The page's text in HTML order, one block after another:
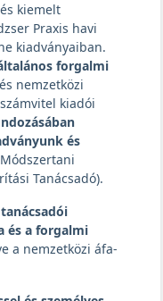
kiemelt
Praxis havi
kiadványaiban.
forgalmi
nemzetközi
kiadói
és
Tanácsadó).
és a forgalmi
a nemzetközi áfa-